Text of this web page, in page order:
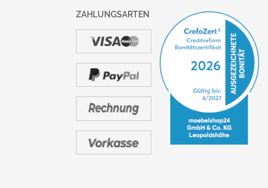
ZAHLUNGSARTEN